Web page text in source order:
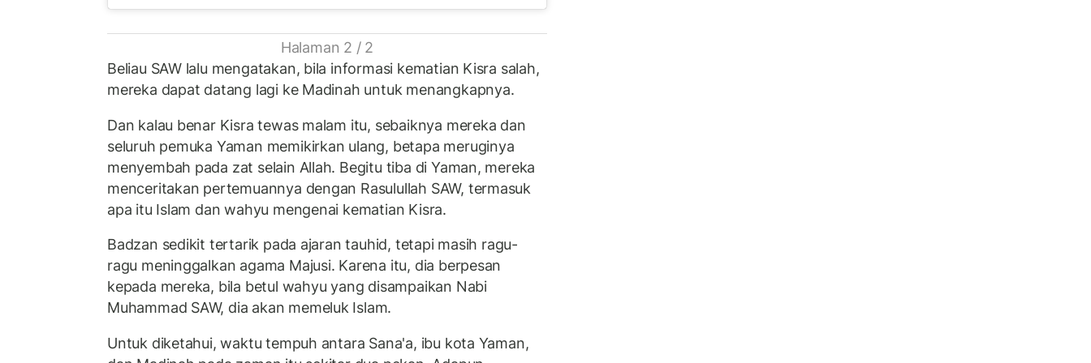
Halaman 2 / 2
Beliau SAW lalu mengatakan, bila informasi kematian Kisra salah,
mereka dapat datang lagi ke Madinah untuk menangkapnya.
Dan kalau benar Kisra tewas malam itu, sebaiknya mereka dan
seluruh pemuka Yaman memikirkan ulang, betapa meruginya
menyembah pada zat selain Allah. Begitu tiba di Yaman, mereka
menceritakan pertemuannya dengan Rasulullah SAW, termasuk
apa itu Islam dan wahyu mengenai kematian Kisra.
Badzan sedikit tertarik pada ajaran tauhid, tetapi masih ragu-
ragu meninggalkan agama Majusi. Karena itu, dia berpesan
kepada mereka, bila betul wahyu yang disampaikan Nabi
Muhammad SAW, dia akan memeluk Islam.
Untuk diketahui, waktu tempuh antara Sana'a, ibu kota Yaman,